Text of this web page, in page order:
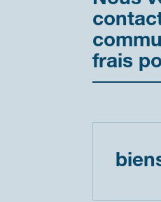
frais